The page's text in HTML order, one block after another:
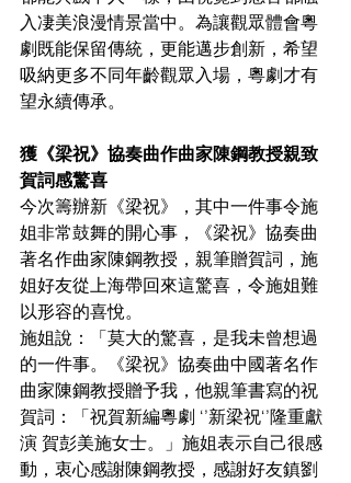
入凄美浪漫情景當中。為讓觀眾體會粵
劇既能保留傳統，更能邁步創新，希望
吸納更多不同年齡觀眾入場，粵劇才有
望永續傳承。
獲《梁祝》協奏曲作曲家陳鋼教授親致
賀詞感驚喜
今次籌辦新《梁祝》，其中一件事令施
姐非常鼓舞的開心事，《梁祝》協奏曲
著名作曲家陳鋼教授，親筆贈賀詞，施
姐好友從上海帶回來這驚喜，令施姐難
以形容的喜悅。
施姐說：「莫大的驚喜，是我未曾想過
的一件事。《梁祝》協奏曲中國著名作
曲家陳鋼教授贈予我，他親筆書寫的祝
賀詞：「祝賀新編粵劇 ‘’新梁祝‘’隆重獻
演 賀彭美施女士。」施姐表示自己很感
動，衷心感謝陳鋼教授，感謝好友鎮劉